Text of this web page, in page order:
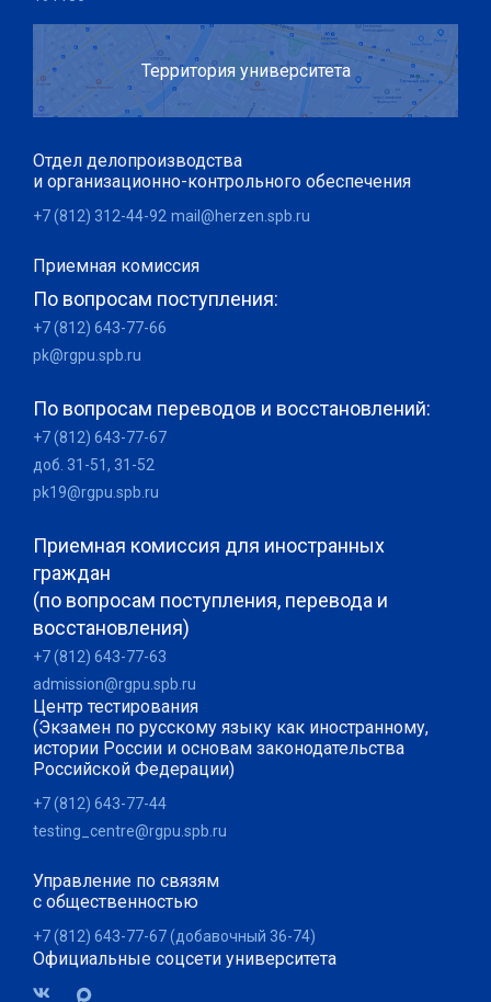
Территория университета
Отдел делопроизводства
и организационно-контрольного обеспечения
+7 (812) 312-44-92 mail@herzen.spb.ru
Приемная комиссия
По вопросам поступления:
+7 (812) 643-77-66
pk@rgpu.spb.ru
По вопросам переводов и восстановлений:
+7 (812) 643-77-67
доб. 31-51, 31-52
pk19@rgpu.spb.ru
Приемная комиссия для иностранных
граждан
(по вопросам поступления, перевода и
восстановления)
+7 (812) 643-77-63
admission@rgpu.spb.ru
Центр тестирования
(Экзамен по русскому языку как иностранному,
истории России и основам законодательства
Российской Федерации)
+7 (812) 643-77-44
testing_centre@rgpu.spb.ru
Управление по связям
с общественностью
+7 (812) 643-77-67 (добавочный 36-74)
Официальные соцсети университета